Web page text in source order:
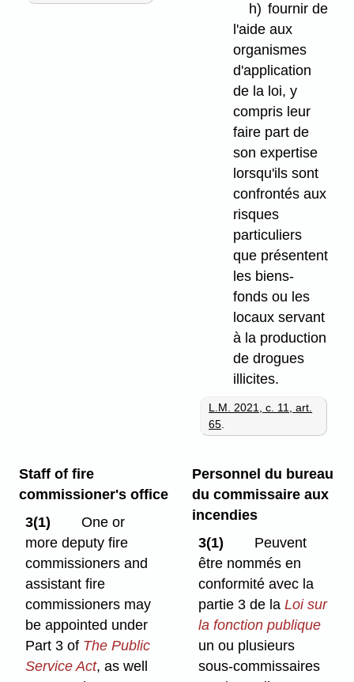
h) fournir de
l'aide aux
organismes
d'application
de la loi, y
compris leur
faire part de
son expertise
lorsqu'ils sont
confrontés aux
risques
particuliers
que présentent
les biens-
fonds ou les
locaux servant
à la production
de drogues
illicites.
L.M. 2021, c. 11, art.
65
Staff of fire
commissioner's office
3(1)
One or
more deputy fire
commissioners and
assistant fire
commissioners may
be appointed under
Part 3 of The Public
Service Act, as well
Personnel du bureau
du commissaire aux
incendies
3(1)
Peuvent
être nommés en
conformité avec la
partie 3 de la Loi sur
la fonction publique
un ou plusieurs
sous-commissaires